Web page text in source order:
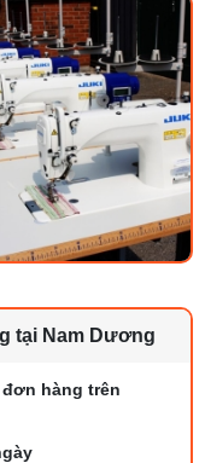
tại Nam Dương
hàng trên